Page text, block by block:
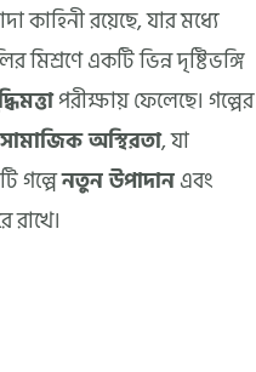
কাহিনী রয়েছে, যার মধ্যে
একটি ভিন্ন দৃষ্টিভঙ্গি
পরীক্ষায় ফেলেছে। গল্পের
সামাজিক অস্থিরতা, যা
গল্পেনতুন উপাদানএবং
রাখে।